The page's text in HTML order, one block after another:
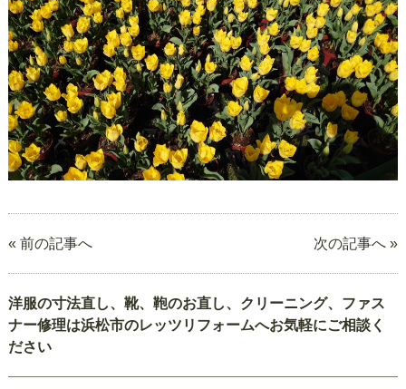
« 前の記事へ 次の記事へ »
洋服の寸法直し、靴、鞄のお直し、クリーニング、ファス
ナー修理は浜松市のレッツリフォームへお気軽にご相談く
ださい